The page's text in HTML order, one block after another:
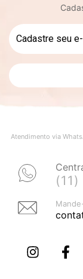
Atendimento via